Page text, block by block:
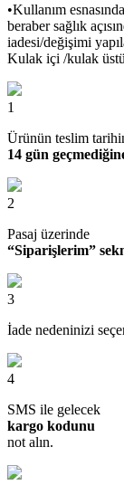
•Kullanım
beraber sağlık
iadesi/değişimi
Kulak içi /kulak
1
Ürünün teslim
14 gün
2
Pasaj üzerinde
“Siparişlerim”
3
İade nedeninizi
4
SMS ile gelecek
kargo kodunu
not alın.